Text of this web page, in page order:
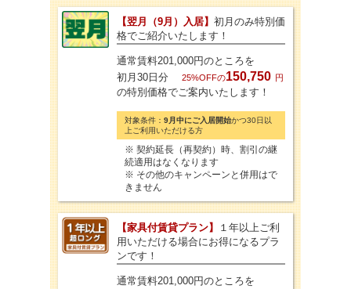
【翌月（9月）入居】 初月のみ特別価
格でご紹介いたします！
通常賃料201,000円のところを
初月30日分
25%OFFの150,750 円
の特別価格でご案内いたします！
対象条件： 9月中にご入居開始かつ30日以
上ご利用いただける方
※ 契約延長（再契約）時、割引の継
続適用はなくなります
※ その他のキャンペーンと併用はで
きません
【家具付賃貸プラン】
１年以上ご利
用いただける場合にお得になるプラ
ンです！
通常賃料201,000円のところを